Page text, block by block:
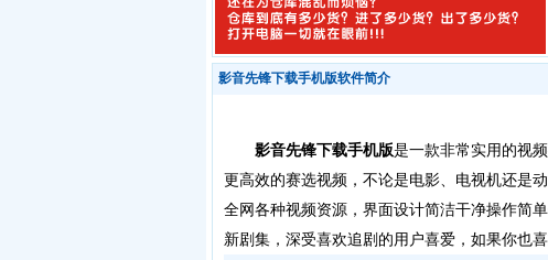
影音先锋下载手机版软件简介
影音先锋下载手机版是一款非常实用的视
更高效的赛选视频，不论是电影、电视机还是
全网各种视频资源，界面设计简洁干净操作简
新剧集，深受喜欢追剧的用户喜爱，如果你也